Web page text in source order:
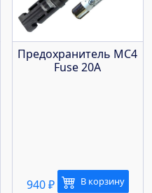
Предохранитель MC4
Fuse 20A
940₽ В корзину